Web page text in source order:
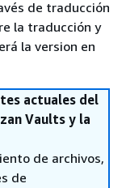
de traducción
la traducción y
la version en
actuales del
Vaults y la
de archivos,
de